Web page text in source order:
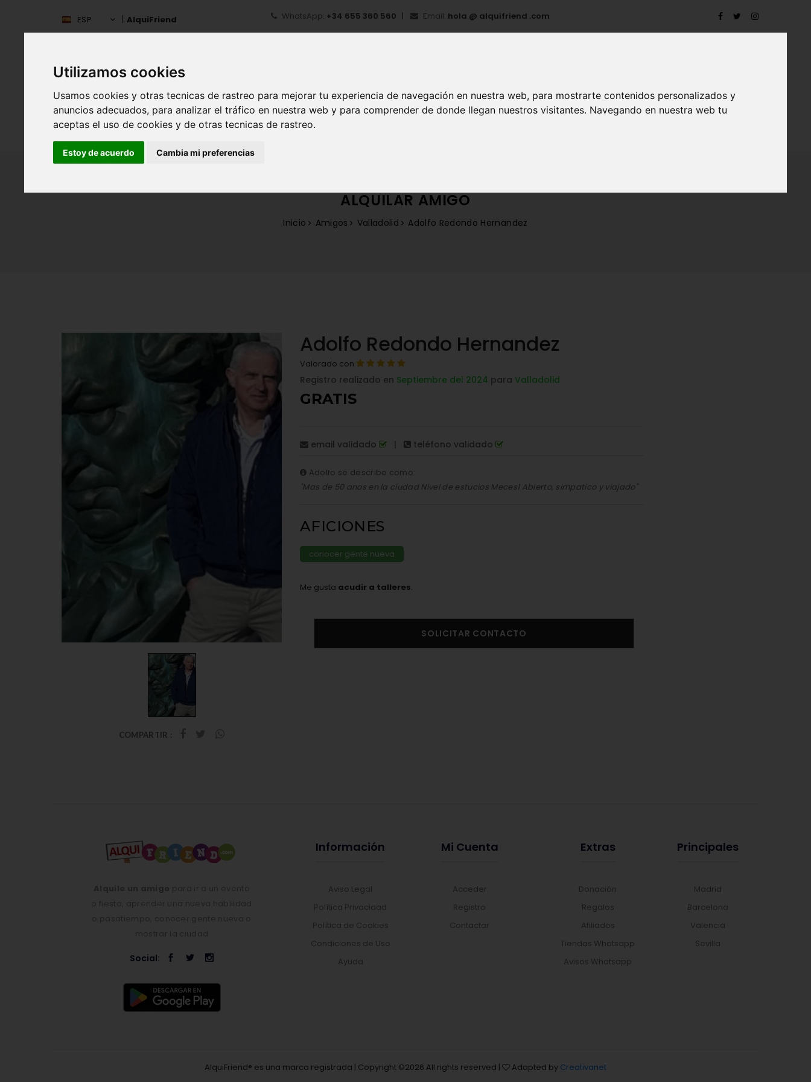
Utilizamos cookies
Usamos cookies y otras tecnicas de rastreo para mejorar tu experiencia de navegación en nuestra web, para mostrarte contenidos personalizados y
anuncios adecuados, para analizar el tráfico en nuestra web y para comprender de donde llegan nuestros visitantes. Navegando en nuestra web tu
aceptas el uso de cookies y de otras tecnicas de rastreo.
Estoy de acuerdo Cambia mi preferencias
ESP AlquiFriend WhatsApp: +34 655 360 560 Email: hola @ alquifriend .com
ESPAÑA INICIO ¿QUÉ ES ALQUIFRIEND?
ALQUILAR AMIGO
Inicio Amigos Valladolid Adolfo Redondo Hernandez
COMPARTIR :
Adolfo Redondo Hernandez
Valorado con
Registro realizado en Septiembre del 2024 para Valladolid
GRATIS
email validado | teléfono validado
Adolfo se describe como:
"Mas de 50 anos en la ciudad Nivel de estucios Meces1 Abierto, simpatico y viajado"
AFICIONES
conocer gente nueva
Me gusta acudir a talleres.
SOLICITAR CONTACTO
Social:
Información
Aviso Legal
Política Privacidad
Política de Cookies
Condiciones de Uso
Ayuda
Mi Cuenta
Acceder
Registro
Contactar
Extras
Donación
Regalos
Afiliados
Tiendas Whatsapp
Avisos Whatsapp
Principales
Madrid
Barcelona
Valencia
Sevilla
AlquiFriend® es una marca registrada | Copyright ©2026 All rights reserved | Adapted by Creativanet